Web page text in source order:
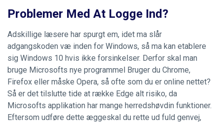
Problemer Med At Logge Ind?
Adskillige læsere har spurgt em, idet ma slår
adgangskoden væ inden for Windows, så ma kan etablere
sig Windows 10 hvis ikke forsinkelser. Derfor skal man
bruge Microsofts nye programmel Bruger du Chrome,
Firefox eller måske Opera, så ofte som du er online nettet?
Så er det tilslutte tide at række Edge alt risiko, da
Microsofts applikation har mange herredshøvdin funktioner.
Eftersom udføre dette æggeskal du rette ud fuld genvej,